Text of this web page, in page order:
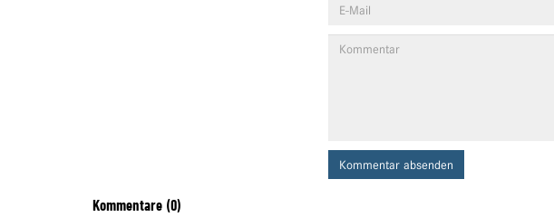
Kommentar absenden
Kommentare (0)